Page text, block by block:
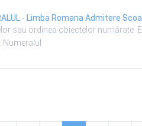
NUMERALUL - Limba
Numeralul